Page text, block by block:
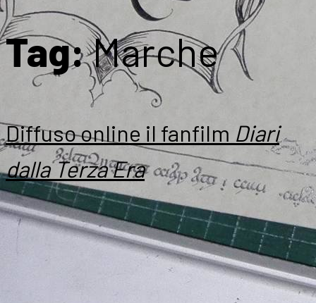
Tag:Marche
Diffuso online il fanfilm Diari
dalla Terza Era